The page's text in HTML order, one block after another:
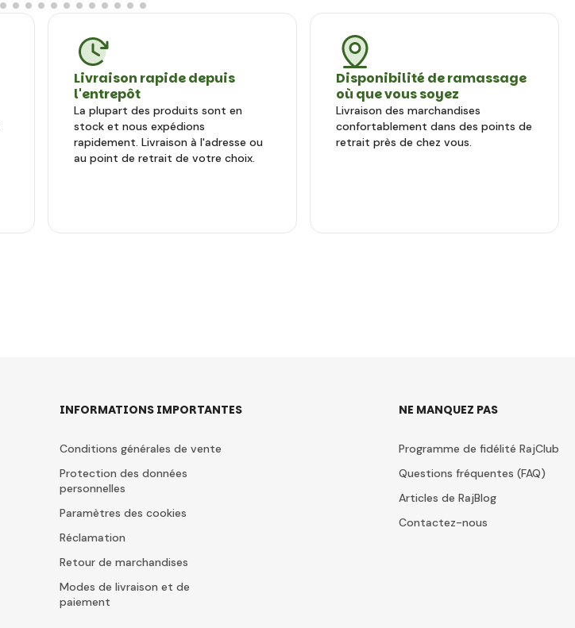
Livraison rapide depuis
l'entrepôt
La plupart des produits sont en
stock et nous expédions
rapidement. Livraison à l'adresse ou
au point de retrait de votre choix.
Disponibilité de ramassage
où que vous soyez
Livraison des marchandises
confortablement dans des points de
retrait près de chez vous.
INFORMATIONS IMPORTANTES
Conditions générales de vente
Protection des données
personnelles
Paramètres des cookies
Réclamation
Retour de marchandises
Modes de livraison et de
paiement
NE MANQUEZ PAS
Programme de fidélité RajClub
Questions fréquentes (FAQ)
Articles de RajBlog
Contactez-nous